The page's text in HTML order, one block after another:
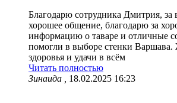
Благодарю сотрудника Дмитрия, за
хорошее общение, благодарю за
информацию о таваре и отличные
помогли в выборе стенки
здоровья и удачи в всём
Читать полностью
Зинаида ,
18.02.2025 16:23